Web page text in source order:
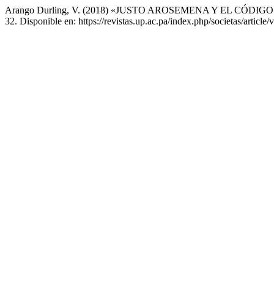
Arango Durling, V. (2018) «JUSTO AROSEMENA Y EL
32. Disponible en: https://revistas.up.ac.pa/index.php/societas/